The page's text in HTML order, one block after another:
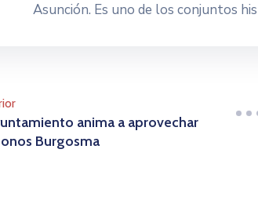
Asunción. Es uno de los conjuntos
anima a aprovechar
Burgosma